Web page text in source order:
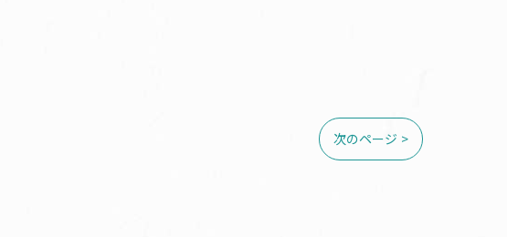
次のページ >